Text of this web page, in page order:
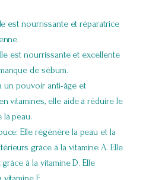
est nourrissante et réparatrice
est nourrissante et excellente
de sébum.
un pouvoir anti-âge et
vitamines, elle aide à réduire le
la peau.
Elle régénère la peau et la
grâce à la vitamine A. Elle
à la vitamine D. Elle